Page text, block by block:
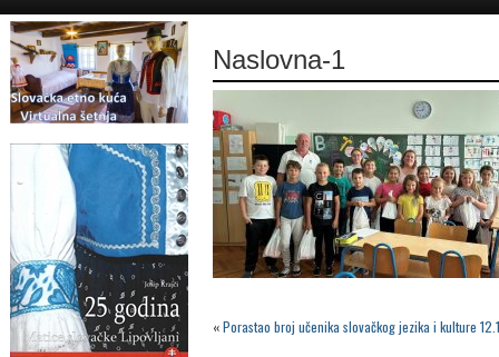
Naslovna-1
«Porastao broj učenika slovačkog jezika i kulture